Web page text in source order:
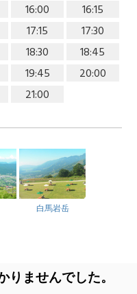
16:00
16:15
17:15
17:30
18:30
18:45
19:45
20:00
21:00
白馬岩岳